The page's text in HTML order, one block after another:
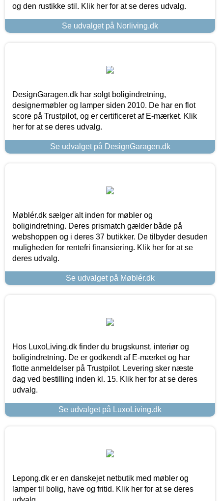
og den rustikke stil. Klik her for at se deres udvalg.
Se udvalget på Norliving.dk
DesignGaragen.dk har solgt boligindretning,
designermøbler og lamper siden 2010. De har en flot
score på Trustpilot, og er certificeret af E-mærket. Klik
her for at se deres udvalg.
Se udvalget på DesignGaragen.dk
Møblér.dk sælger alt inden for møbler og
boligindretning. Deres prismatch gælder både på
webshoppen og i deres 37 butikker. De tilbyder desuden
muligheden for rentefri finansiering. Klik her for at se
deres udvalg.
Se udvalget på Møblér.dk
Hos LuxoLiving.dk finder du brugskunst, interiør og
boligindretning. De er godkendt af E-mærket og har
flotte anmeldelser på Trustpilot. Levering sker næste
dag ved bestilling inden kl. 15. Klik her for at se deres
udvalg.
Se udvalget på LuxoLiving.dk
Lepong.dk er en danskejet netbutik med møbler og
lamper til bolig, have og fritid. Klik her for at se deres